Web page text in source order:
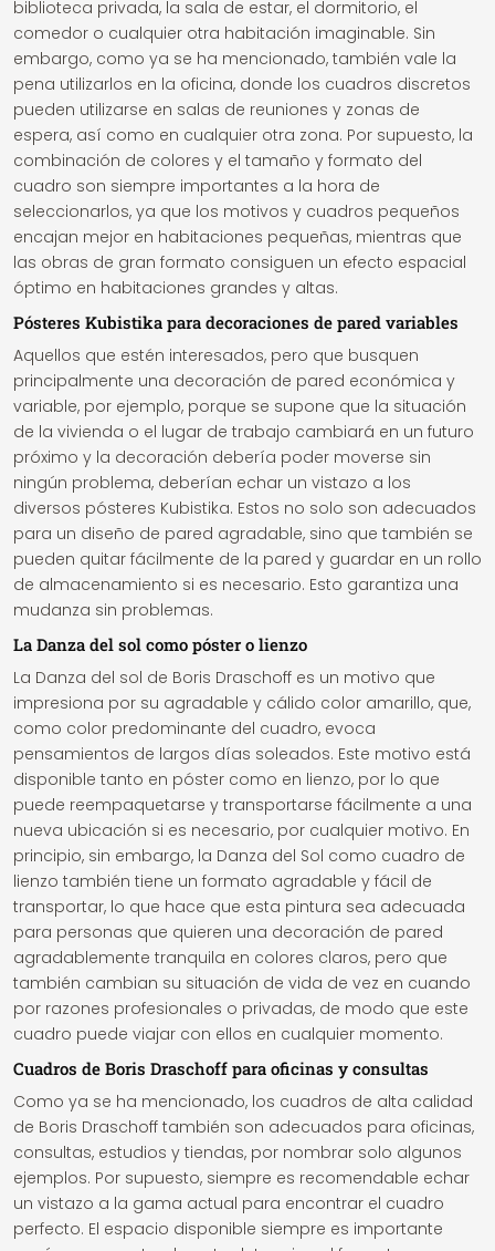
biblioteca privada, la sala de estar, el dormitorio, el
comedor o cualquier otra habitación imaginable. Sin
embargo, como ya se ha mencionado, también vale la
pena utilizarlos en la oficina, donde los cuadros discretos
pueden utilizarse en salas de reuniones y zonas de
espera, así como en cualquier otra zona. Por supuesto, la
combinación de colores y el tamaño y formato del
cuadro son siempre importantes a la hora de
seleccionarlos, ya que los motivos y cuadros pequeños
encajan mejor en habitaciones pequeñas, mientras que
las obras de gran formato consiguen un efecto espacial
óptimo en habitaciones grandes y altas.
Pósteres Kubistika para decoraciones de pared variables
Aquellos que estén interesados, pero que busquen
principalmente una decoración de pared económica y
variable, por ejemplo, porque se supone que la situación
de la vivienda o el lugar de trabajo cambiará en un futuro
próximo y la decoración debería poder moverse sin
ningún problema, deberían echar un vistazo a los
diversos pósteres Kubistika. Estos no solo son adecuados
para un diseño de pared agradable, sino que también se
pueden quitar fácilmente de la pared y guardar en un rollo
de almacenamiento si es necesario. Esto garantiza una
mudanza sin problemas.
La Danza del sol como póster o lienzo
La Danza del sol de Boris Draschoff es un motivo que
impresiona por su agradable y cálido color amarillo, que,
como color predominante del cuadro, evoca
pensamientos de largos días soleados. Este motivo está
disponible tanto en póster como en lienzo, por lo que
puede reempaquetarse y transportarse fácilmente a una
nueva ubicación si es necesario, por cualquier motivo. En
principio, sin embargo, la Danza del Sol como cuadro de
lienzo también tiene un formato agradable y fácil de
transportar, lo que hace que esta pintura sea adecuada
para personas que quieren una decoración de pared
agradablemente tranquila en colores claros, pero que
también cambian su situación de vida de vez en cuando
por razones profesionales o privadas, de modo que este
cuadro puede viajar con ellos en cualquier momento.
Cuadros de Boris Draschoff para oficinas y consultas
Como ya se ha mencionado, los cuadros de alta calidad
de Boris Draschoff también son adecuados para oficinas,
consultas, estudios y tiendas, por nombrar solo algunos
ejemplos. Por supuesto, siempre es recomendable echar
un vistazo a la gama actual para encontrar el cuadro
perfecto. El espacio disponible siempre es importante